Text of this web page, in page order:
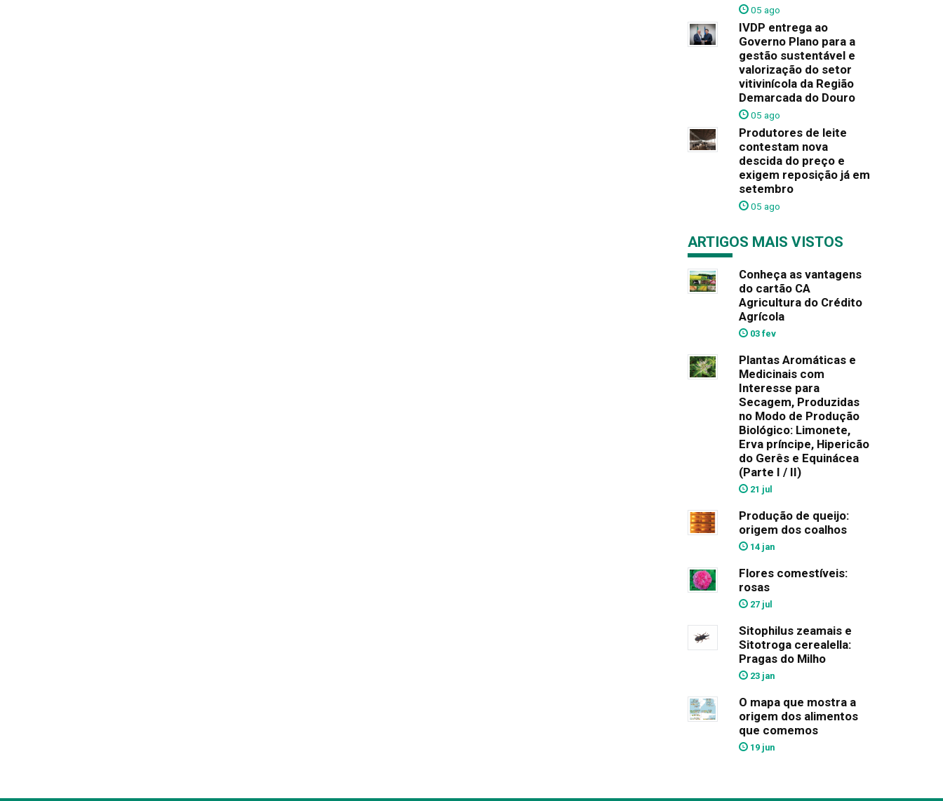
05 ago
IVDP entrega ao
Governo Plano para a
gestão sustentável e
valorização do setor
vitivinícola da Região
Demarcada do Douro
05 ago
Produtores de leite
contestam nova
descida do preço e
exigem reposição já em
setembro
05 ago
ARTIGOS MAIS VISTOS
Conheça as vantagens
do cartão CA
Agricultura do Crédito
Agrícola
03 fev
Plantas Aromáticas e
Medicinais com
Interesse para
Secagem, Produzidas
no Modo de Produção
Biológico: Limonete,
Erva príncipe, Hipericão
do Gerês e Equinácea
(Parte I / II)
21 jul
Produção de queijo:
origem dos coalhos
14 jan
Flores comestíveis:
rosas
27 jul
Sitophilus zeamais e
Sitotroga cerealella:
Pragas do Milho
23 jan
O mapa que mostra a
origem dos alimentos
que comemos
19 jun